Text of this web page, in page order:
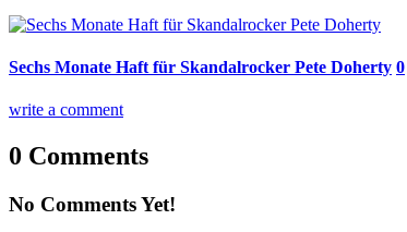
Sechs Monate Haft für Skandalrocker Pete Doherty 0
write a comment
0 Comments
No Comments Yet!